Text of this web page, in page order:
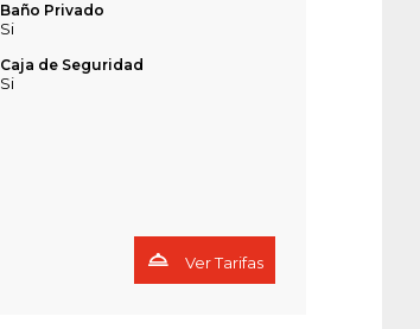
Baño Privado
Si
Caja de Seguridad
Si
Ver Tarifas